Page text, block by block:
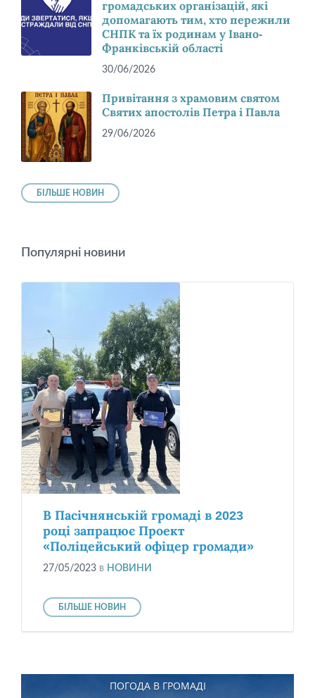
громадських організацій, які
допомагають тим, хто пережили
СНПК та їх родинам у Івано-
Франківській області
30/06/2026
Привітання з храмовим святом
Святих апостолів Петра і Павла
29/06/2026
БІЛЬШЕ НОВИН
Популярні новини
В Пасічнянській громаді в 2023
році запрацює Проект
«Поліцейський офіцер громади»
27/05/2023 в НОВИНИ
БІЛЬШЕ НОВИН
ПОГОДА В ГРОМАДІ